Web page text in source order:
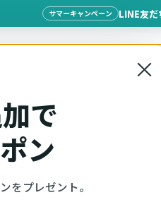
サマーキャンペーン LINE友
×
で
ン
をプレゼント。
探す サポート